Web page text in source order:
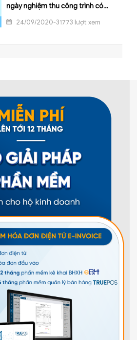
ngày nghiệm thu công trình có
24/09/2020-31773 lượt xem